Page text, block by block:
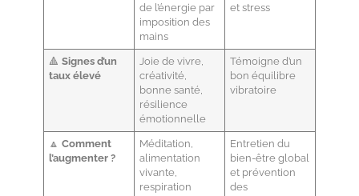
de l’énergie par
imposition des
mains
et stress
🔺Signes d’un
taux élevé
Joie de vivre,
créativité,
bonne santé,
résilience
émotionnelle
Témoigne d’un
bon équilibre
vibratoire
🔼Comment
l’augmenter ?
Méditation,
alimentation
vivante,
respiration
Entretien du
bien-être global
et prévention
des